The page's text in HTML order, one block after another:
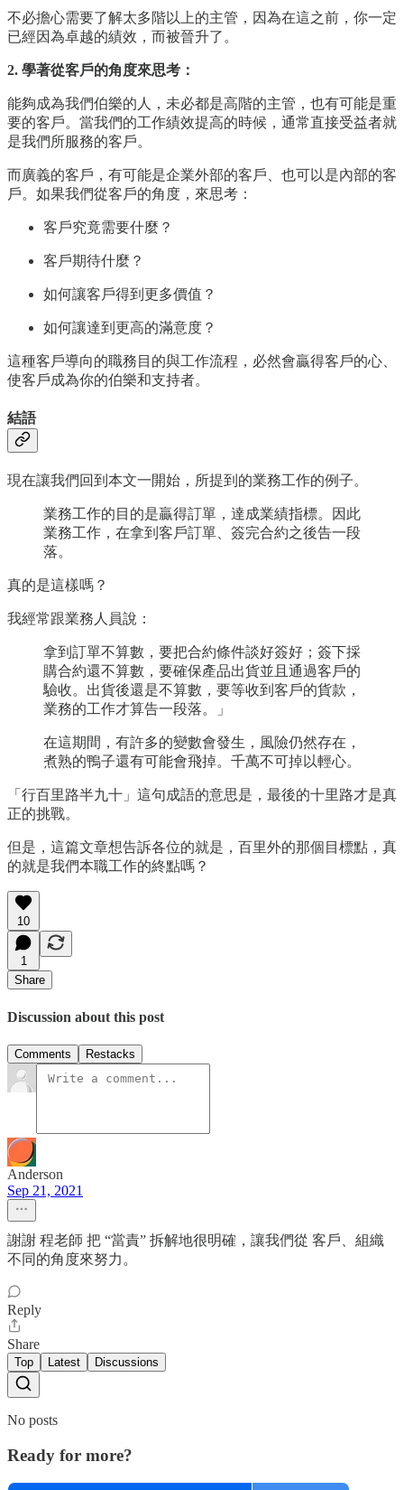
不必擔心需要了解太多階以上的主管，因為在這之前，你一定
已經因為卓越的績效，而被晉升了。
2. 學著從客戶的角度來思考：
能夠成為我們伯樂的人，未必都是高階的主管，也有可能是重
要的客戶。當我們的工作績效提高的時候，通常直接受益者就
是我們所服務的客戶。
而廣義的客戶，有可能是企業外部的客戶、也可以是內部的客
戶。如果我們從客戶的角度，來思考：
客戶究竟需要什麼？
客戶期待什麼？
如何讓客戶得到更多價值？
如何讓達到更高的滿意度？
這種客戶導向的職務目的與工作流程，必然會贏得客戶的心、
使客戶成為你的伯樂和支持者。
結語
現在讓我們回到本文一開始，所提到的業務工作的例子。
業務工作的目的是贏得訂單，達成業績指標。因此
業務工作，在拿到客戶訂單、簽完合約之後告一段
落。
真的是這樣嗎？
我經常跟業務人員說：
拿到訂單不算數，要把合約條件談好簽好；簽下採
購合約還不算數，要確保產品出貨並且通過客戶的
驗收。出貨後還是不算數，要等收到客戶的貨款，
業務的工作才算告一段落。」
在這期間，有許多的變數會發生，風險仍然存在，
煮熟的鴨子還有可能會飛掉。千萬不可掉以輕心。
「行百里路半九十」這句成語的意思是，最後的十里路才是真
正的挑戰。
但是，這篇文章想告訴各位的就是，百里外的那個目標點，真
的就是我們本職工作的終點嗎？
10
1
Share
Discussion about this post
Comments Restacks
Anderson
Sep 21, 2021
謝謝 程老師 把 “當責” 拆解地很明確，讓我們從 客戶、組織
不同的角度來努力。
Reply
Share
Top Latest Discussions
No posts
Ready for more?